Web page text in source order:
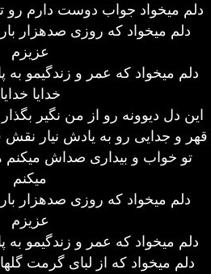
دلم میخواد جواب دوست دارم رو
دلم میخواد که روزی صدهزار
عزیزم
دلم میخواد که عمر و زندگیمو
خدایا خدایا
این دل دیوونه رو از من نگیر
قهر و جدایی رو به یادش نیار
تو خواب و بیداری صداش
میکنم
دلم میخواد که روزی صدهزار
عزیزم
دلم میخواد که عمر و زندگیمو
دلم میخواد که از لبای گرمت